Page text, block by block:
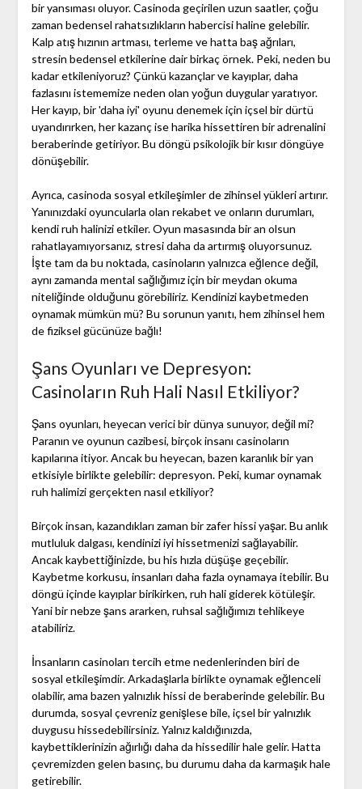
bir yansıması oluyor. Casinoda geçirilen uzun saatler, çoğu
zaman bedensel rahatsızlıkların habercisi haline gelebilir.
Kalp atış hızının artması, terleme ve hatta baş ağrıları,
stresin bedensel etkilerine dair birkaç örnek. Peki, neden bu
kadar etkileniyoruz? Çünkü kazançlar ve kayıplar, daha
fazlasını istememize neden olan yoğun duygular yaratıyor.
Her kayıp, bir 'daha iyi' oyunu denemek için içsel bir dürtü
uyandırırken, her kazanç ise harika hissettiren bir adrenalini
beraberinde getiriyor. Bu döngü psikolojik bir kısır döngüye
dönüşebilir.
Ayrıca, casinoda sosyal etkileşimler de zihinsel yükleri artırır.
Yanınızdaki oyuncularla olan rekabet ve onların durumları,
kendi ruh halinizi etkiler. Oyun masasında bir an olsun
rahatlayamıyorsanız, stresi daha da artırmış oluyorsunuz.
İşte tam da bu noktada, casinoların yalnızca eğlence değil,
aynı zamanda mental sağlığımız için bir meydan okuma
niteliğinde olduğunu görebiliriz. Kendinizi kaybetmeden
oynamak mümkün mü? Bu sorunun yanıtı, hem zihinsel hem
de fiziksel gücünüze bağlı!
Şans Oyunları ve Depresyon:
Casinoların Ruh Hali Nasıl Etkiliyor?
Şans oyunları, heyecan verici bir dünya sunuyor, değil mi?
Paranın ve oyunun cazibesi, birçok insanı casinoların
kapılarına itiyor. Ancak bu heyecan, bazen karanlık bir yan
etkisiyle birlikte gelebilir: depresyon. Peki, kumar oynamak
ruh halimizi gerçekten nasıl etkiliyor?
Birçok insan, kazandıkları zaman bir zafer hissi yaşar. Bu anlık
mutluluk dalgası, kendinizi iyi hissetmenizi sağlayabilir.
Ancak kaybettiğinizde, bu his hızla düşüşe geçebilir.
Kaybetme korkusu, insanları daha fazla oynamaya itebilir. Bu
döngü içinde kayıplar birikirken, ruh hali giderek kötüleşir.
Yani bir nebze şans ararken, ruhsal sağlığımızı tehlikeye
atabiliriz.
İnsanların casinoları tercih etme nedenlerinden biri de
sosyal etkileşimdir. Arkadaşlarla birlikte oynamak eğlenceli
olabilir, ama bazen yalnızlık hissi de beraberinde gelebilir. Bu
durumda, sosyal çevreniz genişlese bile, içsel bir yalnızlık
duygusu hissedebilirsiniz. Yalnız kaldığınızda,
kaybettiklerinizin ağırlığı daha da hissedilir hale gelir. Hatta
çevremizden gelen basınç, bu durumu daha da karmaşık hale
getirebilir.